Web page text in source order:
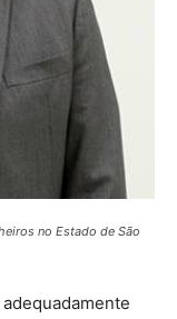
no Estado de São